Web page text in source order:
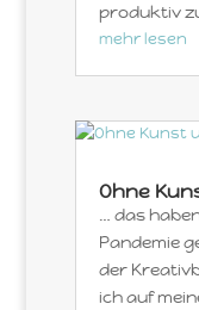
produktiv
mehr lesen
Ohne
… das
Pandemie
der
ich auf